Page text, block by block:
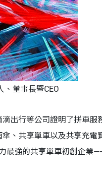
、董事長暨CEO
出行等公司證明了拼車服
、共享單車以及共享充電
最強的共享單車初創企業